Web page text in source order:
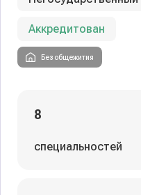
Аккредитован
Без общежития
8
специальностей